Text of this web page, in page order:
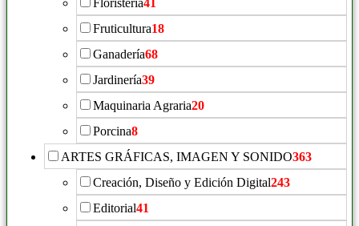
Floristeria41
Fruticultura18
Ganadería68
Jardinería39
Maquinaria Agraria20
Porcina8
ARTES GRÁFICAS, IMAGEN Y SONIDO363
Creación, Diseño y Edición Digital243
Editorial41